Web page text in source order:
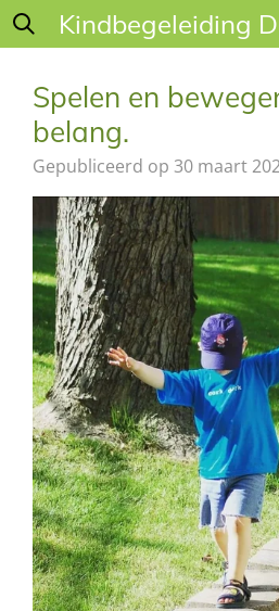
Ga
direct
hoofdinhoud
Spelen en
belang.
Gepubliceerd op 30 maart